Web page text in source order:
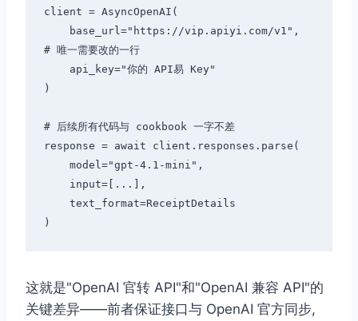
client = AsyncOpenAI(
# 唯一需要改的一行
)
# 后续所有代码与 cookbook 一字不差
response = await client.responses.parse(
这就是"OpenAI 官转 API"和"OpenAI 兼容 API"的
关键差异——前者保证接口与 OpenAI 官方同步,